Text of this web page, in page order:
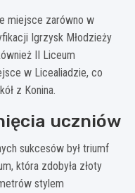
miejsce zarówno w
Igrzysk Młodzieży
II Liceum
w Licealiadzie, co
z Konina.
uczniów
sukcesów był triumf
która zdobyła złoty
stylem